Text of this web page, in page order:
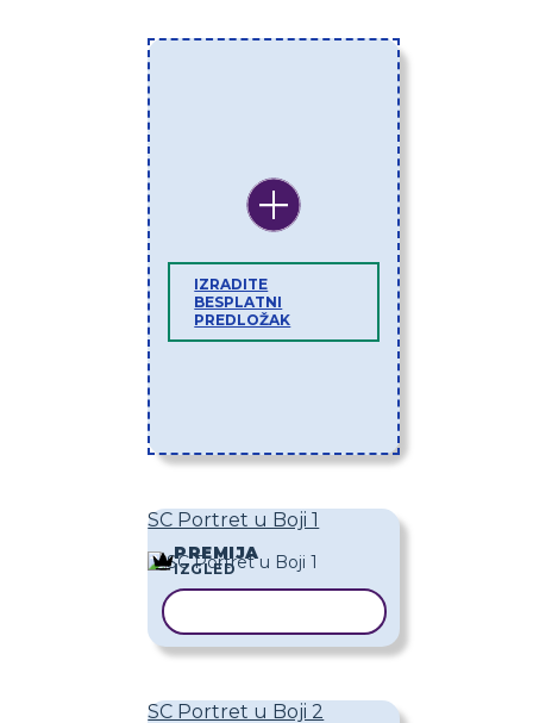
IZRADITE
BESPLATNI
PREDLOŽAK
SC Portret u Boji 1
PREMIJA
IZGLED
SC Portret u Boji 2